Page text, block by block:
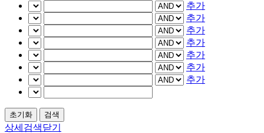
추가
추가
추가
추가
추가
추가
추가
상세검색닫기